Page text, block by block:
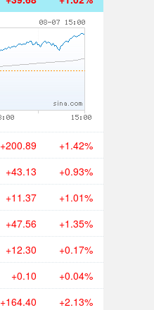
+200.89 +1.42%
+43.13 +0.93%
+11.37 +1.01%
+47.56 +1.35%
+12.30 +0.17%
+0.10 +0.04%
+164.40 +2.13%